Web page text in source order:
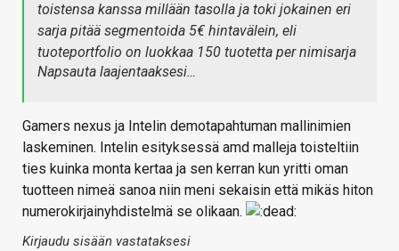
toistensa kanssa millään tasolla ja toki jokainen eri
sarja pitää segmentoida 5€ hintavälein, eli
tuoteportfolio on luokkaa 150 tuotetta per nimisarja
Napsauta laajentaaksesi…
Gamers nexus ja Intelin demotapahtuman mallinimien
laskeminen. Intelin esityksessä amd malleja toisteltiin
ties kuinka monta kertaa ja sen kerran kun yritti oman
tuotteen nimeä sanoa niin meni sekaisin että mikäs hiton
numerokirjainyhdistelmä se olikaan.
Kirjaudu sisään vastataksesi